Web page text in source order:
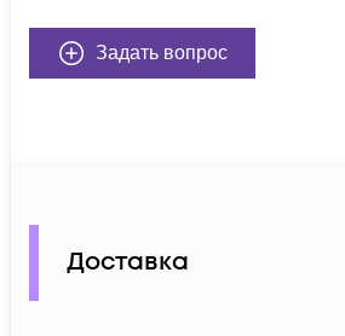
Задать вопрос
Доставка